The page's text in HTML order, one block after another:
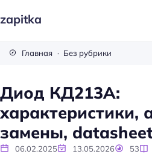
zapitka
Главная Без рубрики
Диод КД213A:
характеристики,
замены,
06.02.2025 13.05.2026 53